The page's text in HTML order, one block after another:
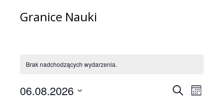
Granice Nauki
Brak nadchodzących wydarzenia.
SzukajMiesiąc
06.08.2026